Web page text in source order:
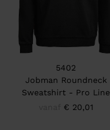
5402
Jobman Roundneck
Sweatshirt - Pro Line
€ 20,01